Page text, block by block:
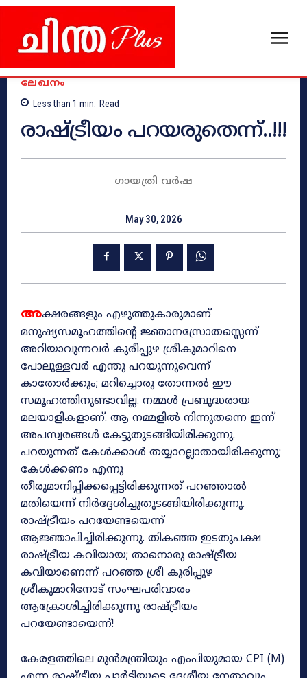
ലേഖനം
Less than 1 min. Read
രാഷ്‌ട്രീയം പറയരുതെന്ന്..!!!
ഗായത്രി വർഷ
May 30, 2026
അക്ഷരങ്ങളും എഴുത്തുകാരുമാണ്
മനുഷ്യസമൂഹത്തിന്റെ ജ്ഞാനസ്രോതസ്സെന്ന്
അറിയാവുന്നവർ കുരീപ്പുഴ ശ്രീകുമാറിനെ
പോലുള്ളവർ എന്തു പറയുന്നുവെന്ന്
കാതോർക്കും; മറിച്ചൊരു തോന്നൽ ഈ
സമൂഹത്തിനുണ്ടാവില്ല. നമ്മൾ പ്രബുദ്ധരായ
മലയാളികളാണ്. ആ നമ്മളിൽ നിന്നുതന്നെ ഇന്ന്‌
അപസ്വരങ്ങൾ കേട്ടുതുടങ്ങിയിരിക്കുന്നു.
പറയുന്നത് കേൾക്കാൾ തയ്യാറല്ലാതായിരിക്കുന്നു;
കേൾക്കണം എന്നു
തീരുമാനിപ്പിക്കപ്പെട്ടിരിക്കുന്നത് പറഞ്ഞാൽ
മതിയെന്ന് നിർദ്ദേശിച്ചുതുടങ്ങിയിരിക്കുന്നു.
രാഷ്ട്രീയം പറയേണ്ടയെന്ന്
ആജ്ഞാപിച്ചിരിക്കുന്നു. തികഞ്ഞ ഇടതുപക്ഷ
രാഷ്ട്രീയ കവിയായ; താനൊരു രാഷ്ട്രീയ
കവിയാണെന്ന് പറഞ്ഞ ശ്രീ കുരിപ്പുഴ
ശ്രീകുമാറിനോട് സംഘപരിവാരം
ആക്രോശിച്ചിരിക്കുന്നു രാഷ്‌ട്രീയം
പറയേണ്ടായെന്ന്!
കേരളത്തിലെ മുൻമന്ത്രിയും എംപിയുമായ CPI (M)